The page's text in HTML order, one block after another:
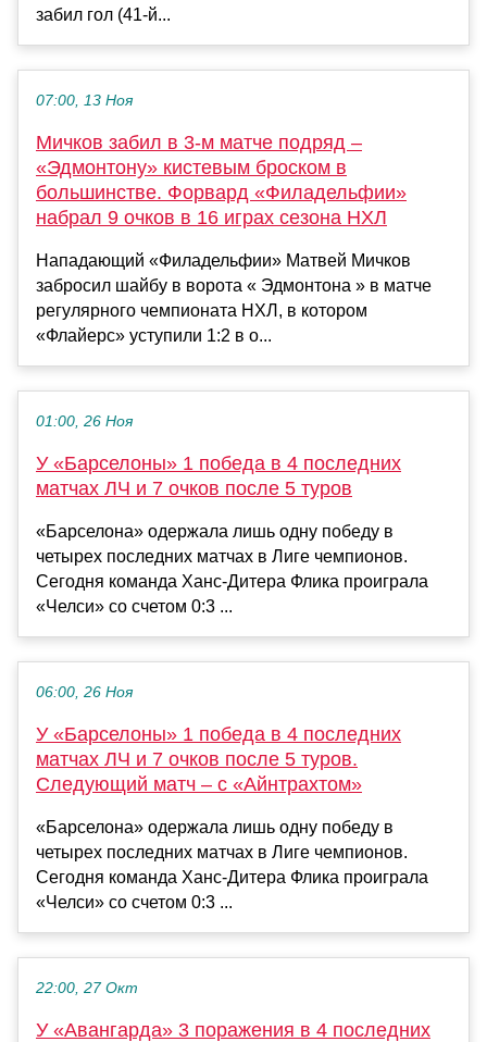
забил гол (41-й...
07:00, 13 Ноя
Мичков забил в 3-м матче подряд –
«Эдмонтону» кистевым броском в
большинстве. Форвард «Филадельфии»
набрал 9 очков в 16 играх сезона НХЛ
Нападающий «Филадельфии» Матвей Мичков
забросил шайбу в ворота « Эдмонтона » в матче
регулярного чемпионата НХЛ, в котором
«Флайерс» уступили 1:2 в о...
01:00, 26 Ноя
У «Барселоны» 1 победа в 4 последних
матчах ЛЧ и 7 очков после 5 туров
«Барселона» одержала лишь одну победу в
четырех последних матчах в Лиге чемпионов.
Сегодня команда Ханс-Дитера Флика проиграла
«Челси» со счетом 0:3 ...
06:00, 26 Ноя
У «Барселоны» 1 победа в 4 последних
матчах ЛЧ и 7 очков после 5 туров.
Следующий матч – с «Айнтрахтом»
«Барселона» одержала лишь одну победу в
четырех последних матчах в Лиге чемпионов.
Сегодня команда Ханс-Дитера Флика проиграла
«Челси» со счетом 0:3 ...
22:00, 27 Окт
У «Авангарда» 3 поражения в 4 последних